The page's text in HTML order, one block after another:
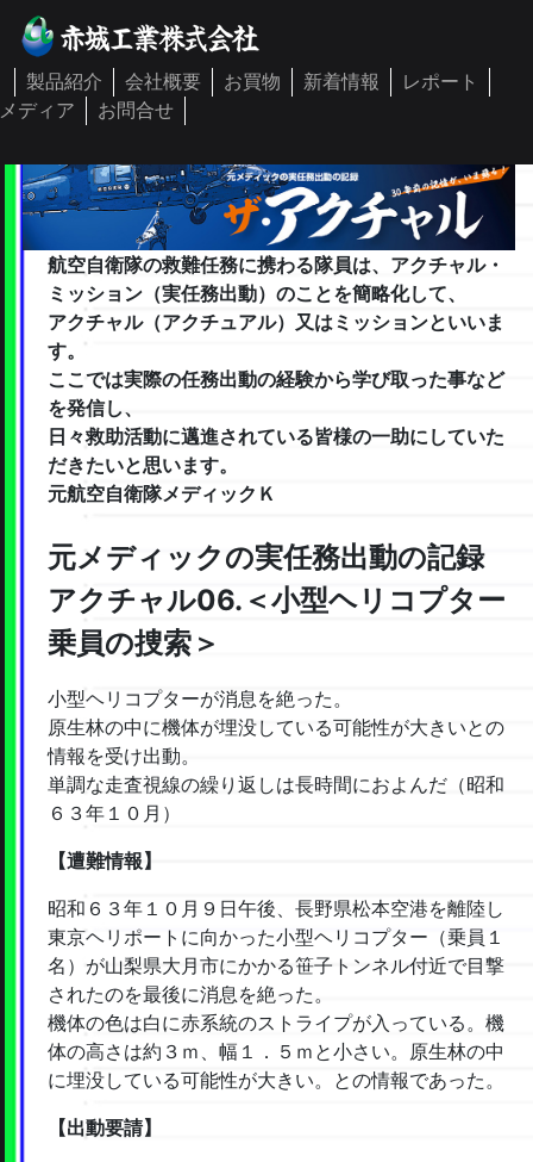
製品紹介 会社概要 お買物 新着情報
レポート
ディア
お問合せ
航空自衛隊の救難任務に携わる隊員は、アクチャル・
ミッション（実任務出動）のことを簡略化して、
アクチャル（アクチュアル）又はミッションといいま
す。
ここでは実際の任務出動の経験から学び取った事など
を発信し、
日々救助活動に邁進されている皆様の一助にしていた
だきたいと思います。
元航空自衛隊メディックＫ
元メディックの実任務出動の記録
アクチャル06.＜小型ヘリコプター
乗員の捜索＞
小型ヘリコプターが消息を絶った。
原生林の中に機体が埋没している可能性が大きいとの
情報を受け出動。
単調な走査視線の繰り返しは長時間におよんだ（昭和
６３年１０月）
【遭難情報】
昭和６３年１０月９日午後、長野県松本空港を離陸し
東京ヘリポートに向かった小型ヘリコプター（乗員１
名）が山梨県大月市にかかる笹子トンネル付近で目撃
されたのを最後に消息を絶った。
機体の色は白に赤系統のストライプが入っている。機
体の高さは約３ｍ、幅１．５ｍと小さい。原生林の中
に埋没している可能性が大きい。との情報であった。
【出動要請】